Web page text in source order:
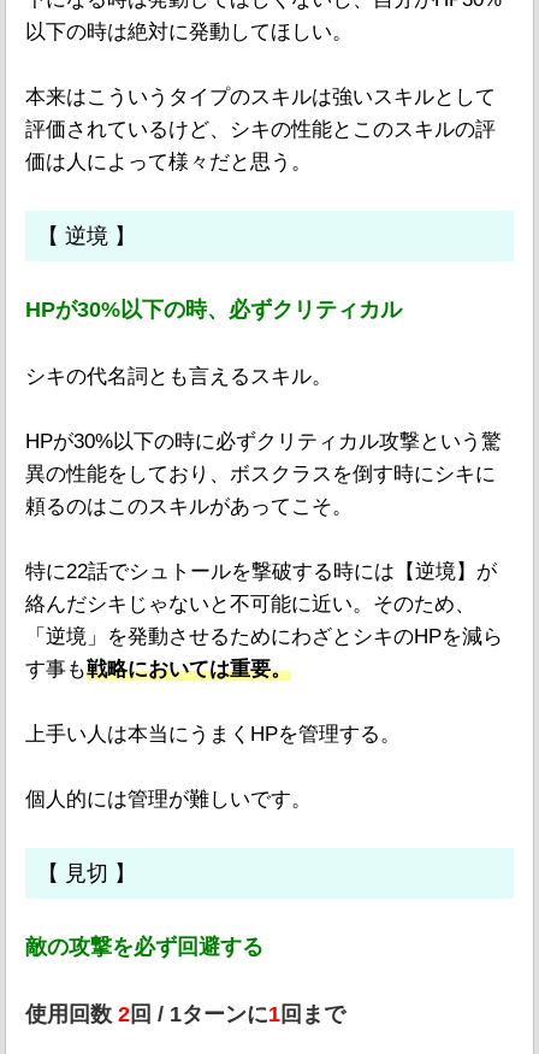
以下の時は絶対に発動してほしい。
本来はこういうタイプのスキルは強いスキルとして
評価されているけど、シキの性能とこのスキルの評
価は人によって様々だと思う。
【 逆境 】
HPが30%以下の時、必ずクリティカル
シキの代名詞とも言えるスキル。
HPが30%以下の時に必ずクリティカル攻撃という驚
異の性能をしており、ボスクラスを倒す時にシキに
頼るのはこのスキルがあってこそ。
特に22話でシュトールを撃破する時には【逆境】が
絡んだシキじゃないと不可能に近い。そのため、
「逆境」を発動させるためにわざとシキのHPを減ら
す事も戦略においては重要。
上手い人は本当にうまくHPを管理する。
個人的には管理が難しいです。
【 見切 】
敵の攻撃を必ず回避する
使用回数 2回 / 1ターンに1回まで